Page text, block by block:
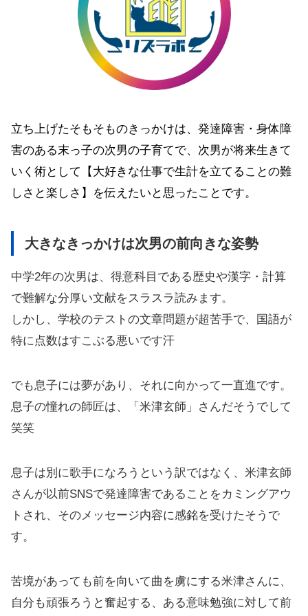
立ち上げたそもそものきっかけは、発達障害・身体障
害のある末っ子の次男の子育てで、次男が将来生きて
いく術として【大好きな仕事で生計を立てることの難
しさと楽しさ】を伝えたいと思ったことです。
大きなきっかけは次男の前向きな姿勢
中学2年の次男は、得意科目である歴史や漢字・計算
で難解な分厚い文献をスラスラ読みます。
しかし、学校のテストの文章問題が超苦手で、国語が
特に点数はすこぶる悪いです汗
でも息子には夢があり、それに向かって一直進です。
息子の憧れの師匠は、「米津玄師」さんだそうでして
笑笑
息子は別に歌手になろうという訳ではなく、米津玄師
さんが以前SNSで発達障害であることをカミングアウ
トされ、そのメッセージ内容に感銘を受けたそうで
す。
苦境があっても前を向いて曲を虜にする米津さんに、
自分も頑張ろうと奮起する、ある意味勉強に対して前